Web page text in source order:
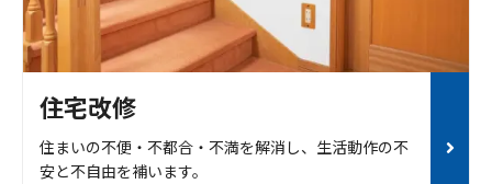
住宅改修
住まいの不便・不都合・不満を解消し、生活動作の不
安と不自由を補います。